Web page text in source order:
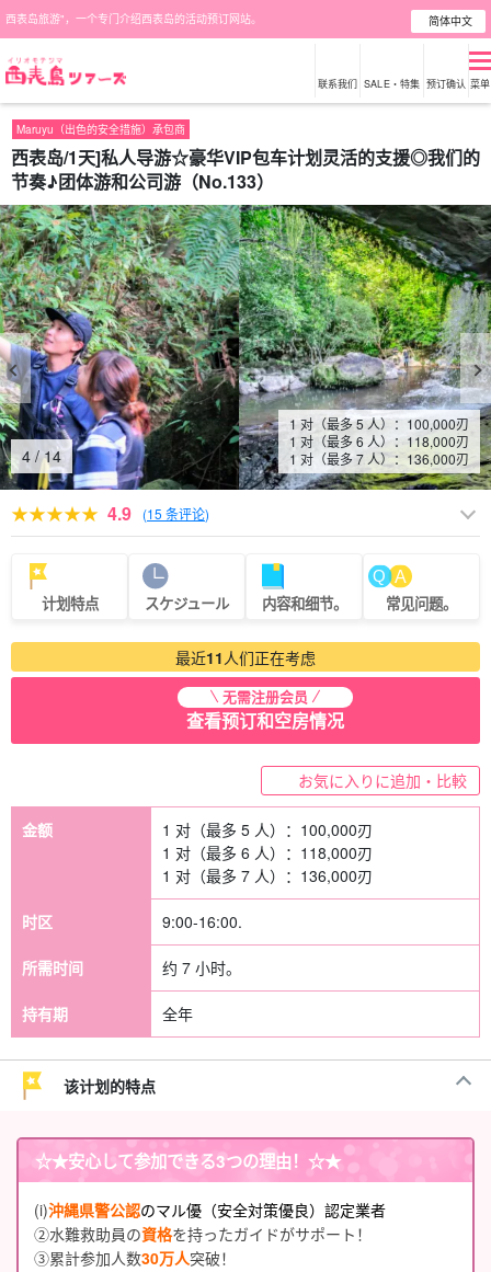
西表岛旅游"，一个专门介绍西表岛的活动预订网站。 简体中文
联系我们 SALE・特集 预订确认 菜单
Maruyu（出色的安全措施）承包商
西表岛/1天]私人导游☆豪华VIP包车计划灵活的支援◎我们的
节奏♪团体游和公司游（No.133）
5 /14
1 对（最多 5 人）： 100,000刃
1 对（最多 6 人）：118,000刃
1 对（最多 7 人）： 136,000刃
4.9 (15 条评论)
计划特点 スケジュール 内容和细节。 常见问题。
最近11人们正在考虑
无需注册会员
查看预订和空房情况
お気に入りに追加・比較
金额 1 对（最多 5 人）： 100,000刃
1 对（最多 6 人）： 118,000刃
1 对（最多 7 人）： 136,000刃
时区 9:00-16:00.
所需时间 约 7 小时。
持有期 全年
该计划的特点
☆★安心して参加できる3つの理由！☆★
(i)沖縄県警公認のマル優（安全対策優良）認定業者
②水難救助員の資格を持ったガイドがサポート！
③累計参加人数30万人突破！